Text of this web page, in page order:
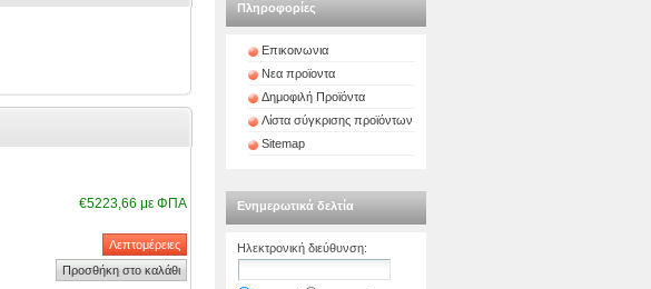
€5223,66 με ΦΠΑ
Πληροφορίες
Επικοινωνια
Νεα προϊοντα
Δημοφιλή Προϊόντα
Λίστα σύγκρισης προϊόντων
Sitemap
Ενημερωτικά δελτία
Ηλεκτρονική διεύθυνση: